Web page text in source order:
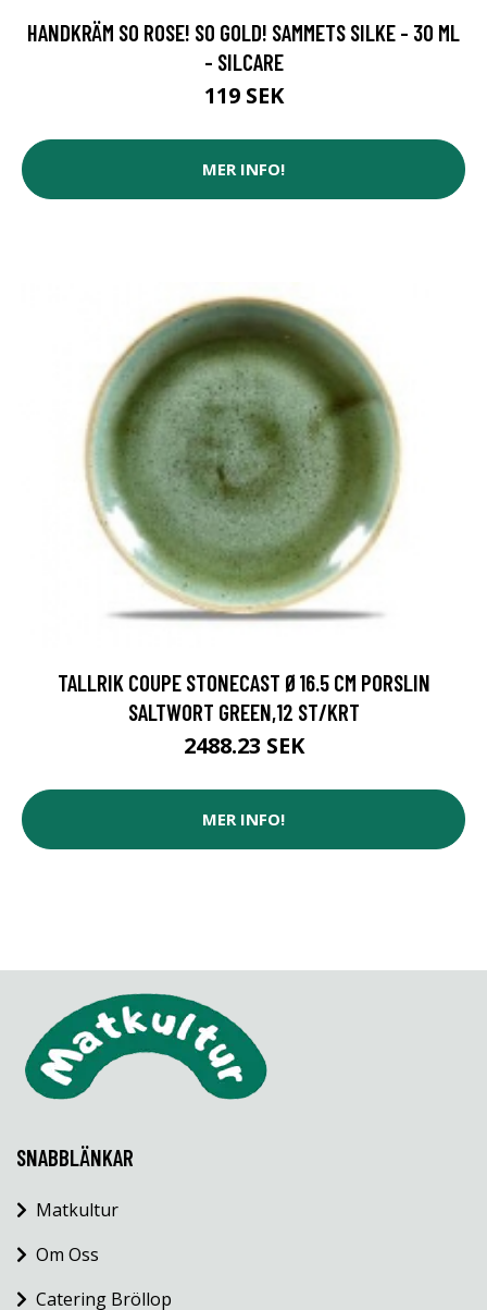
HANDKRÄM SO ROSE! SO GOLD! SAMMETS SILKE - 30 ML
- SILCARE
119 SEK
MER INFO!
TALLRIK COUPE STONECAST Ø16.5 CM PORSLIN
SALTWORT GREEN,12 ST/KRT
2488.23 SEK
MER INFO!
SNABBLÄNKAR
Matkultur
Om Oss
Catering Bröllop